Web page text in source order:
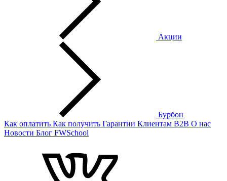
Акции
Бурбон
Как оплатить Как получить Гарантии Клиентам B2B О нас
Новости Блог FWSchool